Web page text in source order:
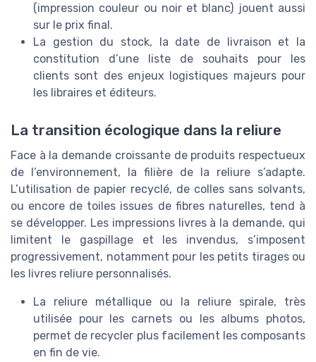
(impression couleur ou noir et blanc) jouent aussi
sur le prix final.
La gestion du stock, la date de livraison et la
constitution d’une liste de souhaits pour les
clients sont des enjeux logistiques majeurs pour
les libraires et éditeurs.
La transition écologique dans la reliure
Face à la demande croissante de produits respectueux
de l’environnement, la filière de la reliure s’adapte.
L’utilisation de papier recyclé, de colles sans solvants,
ou encore de toiles issues de fibres naturelles, tend à
se développer. Les impressions livres à la demande, qui
limitent le gaspillage et les invendus, s’imposent
progressivement, notamment pour les petits tirages ou
les livres reliure personnalisés.
La reliure métallique ou la reliure spirale, très
utilisée pour les carnets ou les albums photos,
permet de recycler plus facilement les composants
en fin de vie.